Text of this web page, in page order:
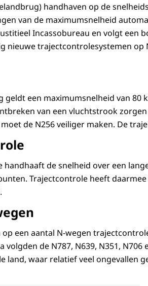
handhaven op de
van de maximumsnelheid
Incassobureau en volgt een
nieuwe trajectcontrolesystemen op
geldt een maximumsnelheid van
van een vluchtstrook
de N256 veiliger maken. De
handhaaft de snelheid over een
Trajectcontrole heeft
een aantal N-wegen
volgden de N787, N639, N351,
land, waar relatief veel ongevallen